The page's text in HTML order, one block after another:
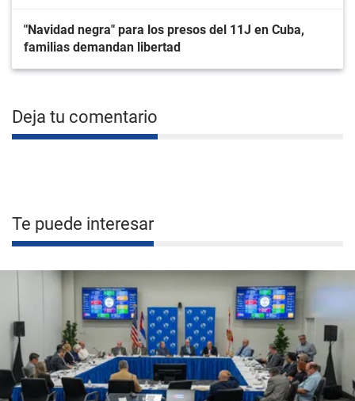
"Navidad negra" para los presos del 11J en Cuba,
familias demandan libertad
Deja tu comentario
Te puede interesar